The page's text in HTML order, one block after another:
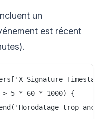
un
est récent
Signature-
> 5 * 60 * 1000) {
trop